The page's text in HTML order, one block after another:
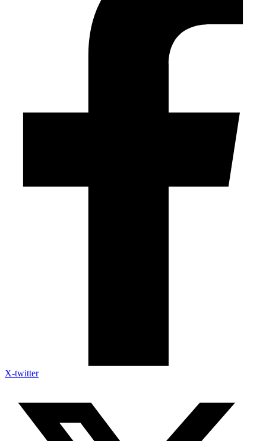
X-twitter